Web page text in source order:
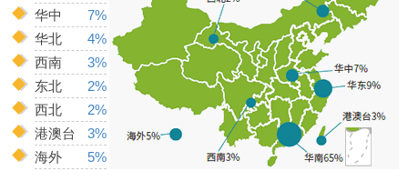
华中
7%
华北
4%
西南
3%
东北
2%
西北
2%
港澳台
3%
海外
5%